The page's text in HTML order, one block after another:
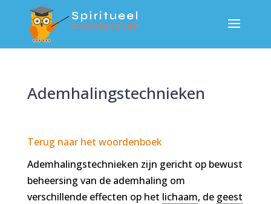
Ademhalingstechnieken
Terug naar het woordenboek
Ademhalingstechnieken zijn gericht op bewust
beheersing van de ademhaling om
verschillende effecten op het lichaam, de geest